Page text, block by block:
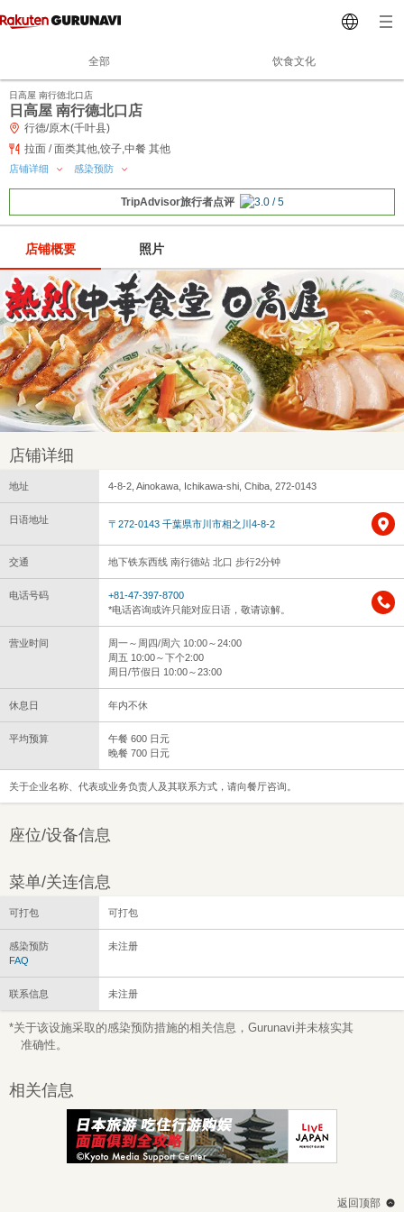
全部 饮食文化
日高屋 南行徳北口店
日高屋 南行德北口店
行德/原木(千叶县)
拉面 / 面类其他,饺子,中餐 其他
店铺详细 感染预防
TripAdvisor旅行者点评
店铺概要 照片
店铺详细
地址 4-8-2, Ainokawa, Ichikawa-shi, Chiba, 272-0143
日语地址 〒272-0143 千葉県市川市相之川4-8-2
交通 地下铁东西线 南行德站 北口 步行2分钟
电话号码
+81-47-397-8700
*电话咨询或许只能对应日语，敬请谅解。
营业时间
周一～周四/周六 10:00～24:00
周五 10:00～下个2:00
周日/节假日 10:00～23:00
休息日 年内不休
平均预算
午餐 600 日元
晚餐 700 日元
关于企业名称、代表或业务负责人及其联系方式，请向餐厅咨询。
座位/设备信息
菜单/关连信息
可打包 可打包
感染预防
FAQ
未注册
联系信息 未注册
*关于该设施采取的感染预防措施的相关信息，Gurunavi并未核实其
准确性。
相关信息
返回顶部